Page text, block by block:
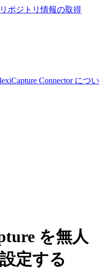
ポジトリ情報の取得
Connector につい
を無人
定する